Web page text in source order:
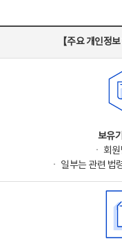
【주요 개인정
보유
ㆍ 회
ㆍ 일부는 관련 법